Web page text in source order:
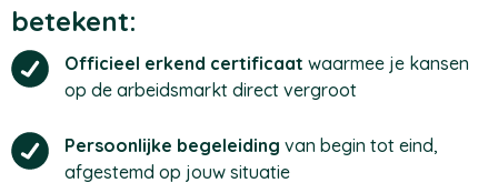
betekent:
Officieel erkend certificaat waarmee je kansen
op de arbeidsmarkt direct vergroot
Persoonlijke begeleiding van begin tot eind,
afgestemd op jouw situatie